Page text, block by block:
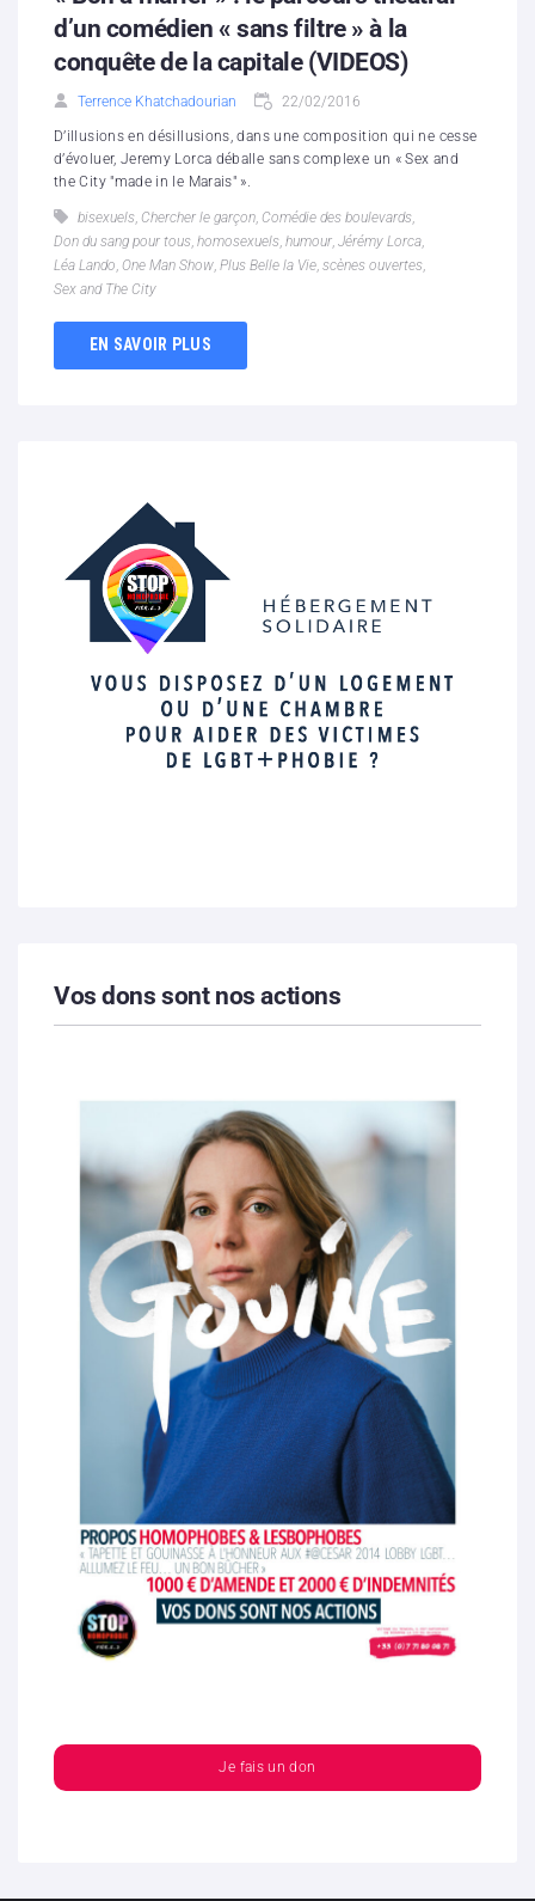
d’un comédien « sans filtre » à la
conquête de la capitale (VIDEOS)
Terrence Khatchadourian 22/02/2016
D’illusions en désillusions, dans une composition qui ne cesse
d’évoluer, Jeremy Lorca déballe sans complexe un « Sex and
the City "made in le Marais" ».
bisexuels Chercher le garçon Comédie des boulevards
Don du sang pour tous homosexuels humour Jérémy Lorca
Léa Lando One Man Show Plus Belle la Vie scènes ouvertes
Sex and The City
EN SAVOIR PLUS
Vos dons sont nos actions
Je fais un don